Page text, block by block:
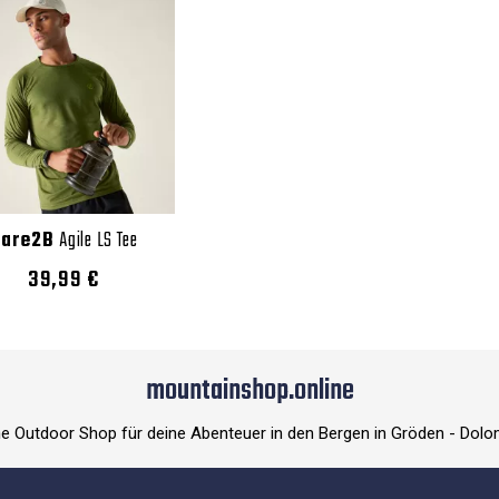
Agile LS Tee
39,99 €
mountainshop.online
Outdoor Shop für deine Abenteuer in den Bergen in Gröden -